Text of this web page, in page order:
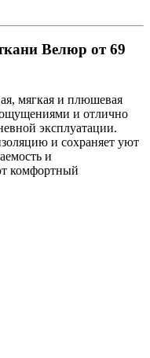
Велюр от 69
мягкая и плюшевая
ощущениями и отлично
эксплуатации.
и сохраняет уют
и
комфортный